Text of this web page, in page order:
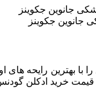
جکوینز
با بهترین رایحه
. قیمت خرید ادکلن